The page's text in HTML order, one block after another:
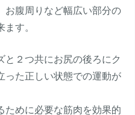
お腹周りなど幅広い部分の
す。
と２つ共にお尻の後ろにク
った正しい状態での運動が
ために必要な筋肉を効果的